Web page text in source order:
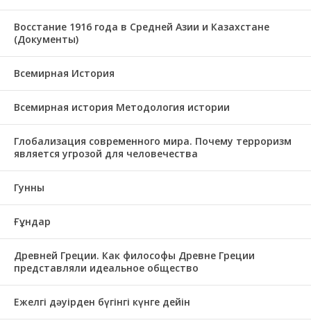
Восстание 1916 года в Средней Азии и Казахстане
(Документы)
Всемирная История
Всемирная история Методология истории
Глобализация современного мира. Почему терроризм
является угрозой для человечества
Гунны
Ғұндар
Древней Греции. Как философы Древне Греции
представляли идеальное общество
Ежелгі дәуірден бүгінгі күнге дейін